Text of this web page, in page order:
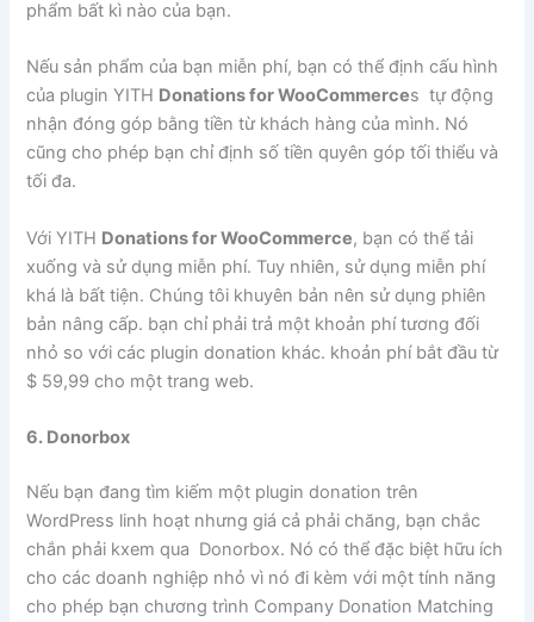
phẩm bất kì nào của bạn.
Nếu sản phẩm của bạn miễn phí, bạn có thể định cấu hình
của plugin YITH Donations for WooCommerces tự động
nhận đóng góp bằng tiền từ khách hàng của mình. Nó
cũng cho phép bạn chỉ định số tiền quyên góp tối thiểu và
tối đa.
Với YITH Donations for WooCommerce, bạn có thể tải
xuống và sử dụng miễn phí. Tuy nhiên, sử dụng miễn phí
khá là bất tiện. Chúng tôi khuyên bản nên sử dụng phiên
bản nâng cấp. bạn chỉ phải trả một khoản phí tương đối
nhỏ so với các plugin donation khác. khoản phí bắt đầu từ
$ 59,99 cho một trang web.
6. Donorbox
Nếu bạn đang tìm kiếm một plugin donation trên
WordPress linh hoạt nhưng giá cả phải chăng, bạn chắc
chắn phải kxem qua Donorbox. Nó có thể đặc biệt hữu ích
cho các doanh nghiệp nhỏ vì nó đi kèm với một tính năng
cho phép bạn chương trình Company Donation Matching